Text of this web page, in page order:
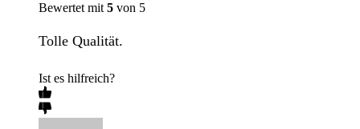
Bewertet mit 5 von 5
Tolle Qualität.
Ist es hilfreich?